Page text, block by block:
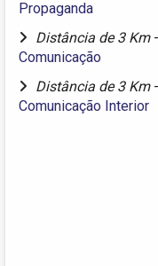
Propaganda
Distância de 3 Km -
Comunicação
Distância de 3 Km -
Comunicação Interior